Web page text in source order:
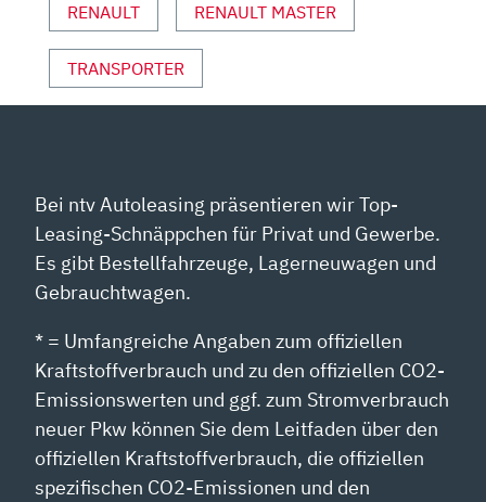
RENAULT RENAULT MASTER
TRANSPORTER
Bei ntv Autoleasing präsentieren wir Top-
Leasing-Schnäppchen für Privat und Gewerbe.
Es gibt Bestellfahrzeuge, Lagerneuwagen und
Gebrauchtwagen.
* = Umfangreiche Angaben zum offiziellen
Kraftstoffverbrauch und zu den offiziellen CO2-
Emissionswerten und ggf. zum Stromverbrauch
neuer Pkw können Sie dem Leitfaden über den
offiziellen Kraftstoffverbrauch, die offiziellen
spezifischen CO2-Emissionen und den